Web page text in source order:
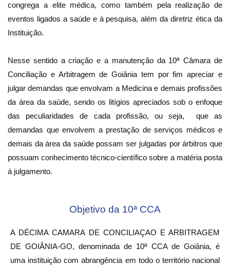
congrega a elite médica, como também pela realização de
eventos ligados a saúde e à pesquisa, além da diretriz ética da
Instituição.
Nesse sentido a criação e a manutenção da 10ª Câmara de
Conciliação e Arbitragem de Goiânia tem por fim apreciar e
julgar demandas que envolvam a Medicina e demais profissões
da área da saúde, sendo os litígios apreciados sob o enfoque
das peculiaridades de cada profissão, ou seja, que as
demandas que envolvem a prestação de serviços médicos e
demais da área da saúde possam ser julgadas por árbitros que
possuam conhecimento técnico-científico sobre a matéria posta
à julgamento.
Objetivo da 10ª CCA
A DÉCIMA CAMARA DE CONCILIAÇAO E ARBITRAGEM
DE GOIÂNIA-GO, denominada de 10ª CCA de Goiânia, é
uma instituição com abrangência em todo o território nacional